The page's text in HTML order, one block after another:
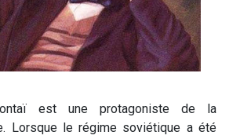
est une protagoniste de la
Lorsque le régime soviétique a été